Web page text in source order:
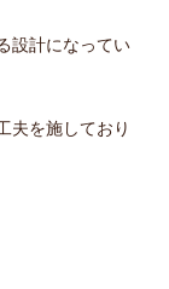
設計になってい
夫を施しており